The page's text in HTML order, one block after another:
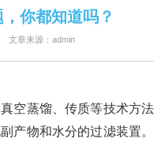
你都知道吗？
章来源：admin
空蒸馏、传质等技术方法
产物和水分的过滤装置。